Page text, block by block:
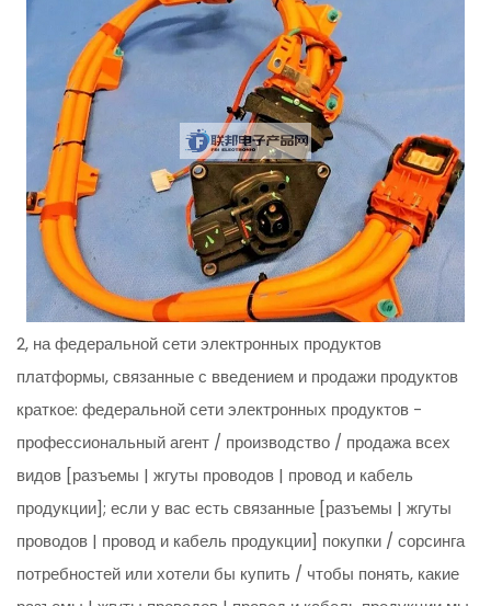
2, на федеральной сети электронных продуктов
платформы, связанные с введением и продажи продуктов
краткое: федеральной сети электронных продуктов -
профессиональный агент / производство / продажа всех
видов [разъемы | жгуты проводов | провод и кабель
продукции]; если у вас есть связанные [разъемы | жгуты
проводов | провод и кабель продукции] покупки / сорсинга
потребностей или хотели бы купить / чтобы понять, какие